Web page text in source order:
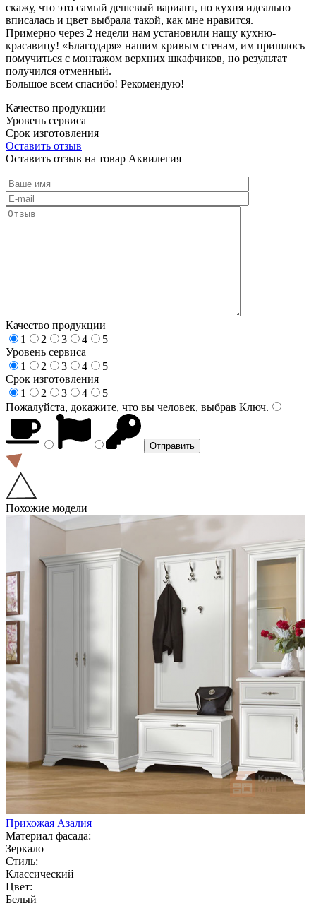
скажу, что это самый дешевый вариант, но кухня идеально
вписалась и цвет выбрала такой, как мне нравится.
Примерно через 2 недели нам установили нашу кухню-
красавицу! «Благодаря» нашим кривым стенам, им пришлось
помучиться с монтажом верхних шкафчиков, но результат
получился отменный.
Большое всем спасибо! Рекомендую!
Качество продукции
Уровень сервиса
Срок изготовления
Оставить отзыв
Оставить отзыв на товар Аквилегия
Качество продукции
1
2 3 4
5
Уровень сервиса
1
2 3 4
5
Срок изготовления
1
2 3 4
5
Пожалуйста, докажите, что вы человек, выбрав Ключ.
Похожие модели
Прихожая Азалия
Материал фасада:
Зеркало
Стиль:
Классический
Цвет:
Белый